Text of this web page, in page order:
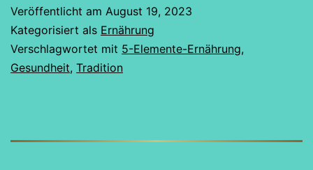
Veröffentlicht am August 19, 2023
Kategorisiert als Ernährung
Verschlagwortet mit 5-Elemente-Ernährung,
Gesundheit, Tradition